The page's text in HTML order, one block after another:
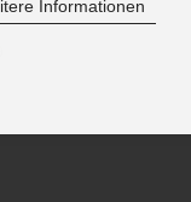
Informationen